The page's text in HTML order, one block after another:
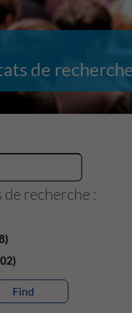
de
recherche :